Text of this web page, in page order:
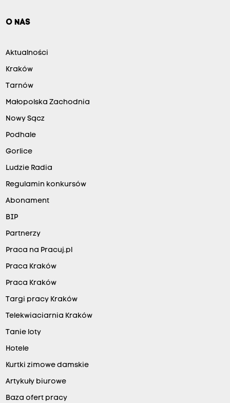
O NAS
Aktualności
Kraków
Tarnów
Małopolska Zachodnia
Nowy Sącz
Podhale
Gorlice
Ludzie Radia
Regulamin konkursów
Abonament
BIP
Partnerzy
Praca na Pracuj.pl
Praca Kraków
Praca Kraków
Targi pracy Kraków
Telekwiaciarnia Kraków
Tanie loty
Hotele
Kurtki zimowe damskie
Artykuły biurowe
Baza ofert pracy